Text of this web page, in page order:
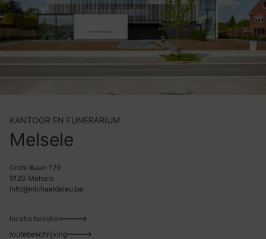
KANTOOR EN FUNERARIUM
Melsele
Grote Baan 129
9120 Melsele
info@michaeldeleu.be
locatie bekijken
routebeschrijving